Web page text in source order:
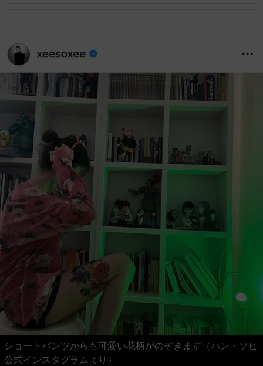
ショートパンツからも可愛い花柄がのぞきます（ハン・ソヒ
公式インスタグラムより）